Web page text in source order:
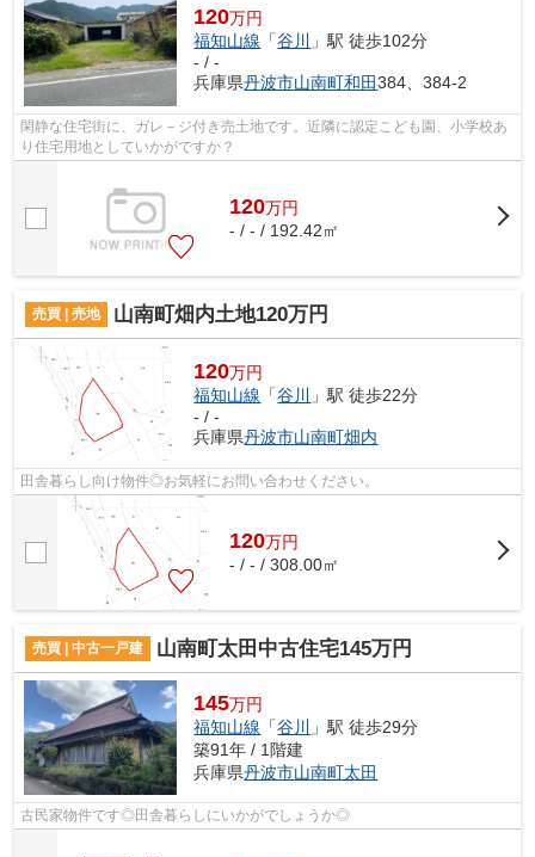
120万円
福知山線 「谷川
」駅 徒歩102分
- / -
兵庫県丹波市山南町和田384、384-2
閑静な住宅街に、ガレ－ジ付き売土地です。近隣に認定こども園、小学校あ
り住宅用地としていかがですか？
120万円
- / - / 192.42㎡
売買 | 売地 山南町畑内土地120万円
120万円
福知山線 「谷川
」駅 徒歩22分
- / -
兵庫県丹波市山南町畑内
田舎暮らし向け物件◎お気軽にお問い合わせください。
120万円
- / - / 308.00㎡
売買 | 中古一戸建 山南町太田中古住宅145万円
145万円
福知山線 「谷川
」駅 徒歩29分
築91年 / 1階建
兵庫県丹波市山南町太田
古民家物件です◎田舎暮らしにいかがでしょうか◎